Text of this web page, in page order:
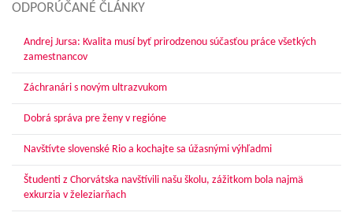
ODPORÚČANÉ ČLÁNKY
Andrej Jursa: Kvalita musí byť prirodzenou súčasťou práce všetkých
zamestnancov
Záchranári s novým ultrazvukom
Dobrá správa pre ženy v regióne
Navštívte slovenské Rio a kochajte sa úžasnými výhľadmi
Študenti z Chorvátska navštívili našu školu, zážitkom bola najmä
exkurzia v železiarňach